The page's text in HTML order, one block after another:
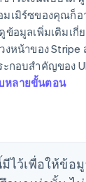
มเมิร์ซของคุณก็
ข้อมูลเพิ่มเติมเ
งหน้าของ Stripe
กอบสำคัญของ
หลายขั้นตอน
ไว้เพื่อให้ข้อ